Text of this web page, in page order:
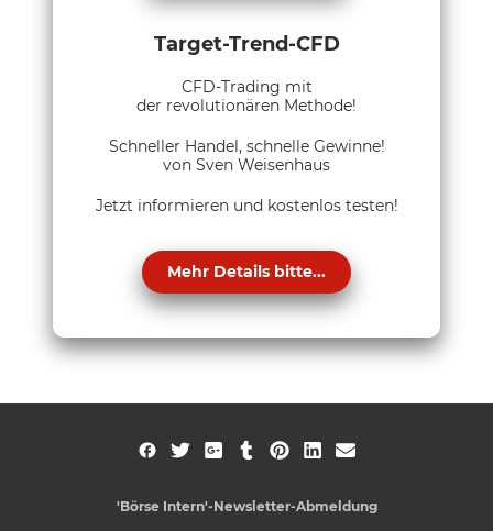
Target-Trend-CFD
CFD-Trading mit
der revolutionären Methode!
Schneller Handel, schnelle Gewinne!
von Sven Weisenhaus
Jetzt informieren und kostenlos testen!
Mehr Details bitte...
'Börse Intern'-Newsletter-Abmeldung